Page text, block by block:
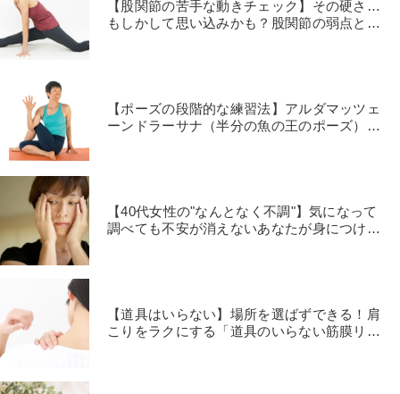
【股関節の苦手な動きチェック】その硬さ…
もしかして思い込みかも？股関節の弱点と正
【ポーズの段階的な練習法】アルダマッツェ
ーンドラーサナ（半分の魚の王のポーズ）を
【40代女性の"なんとなく不調"】気になって
調べても不安が消えないあなたが身につける
【道具はいらない】場所を選ばずできる！肩
こりをラクにする「道具のいらない筋膜リリ